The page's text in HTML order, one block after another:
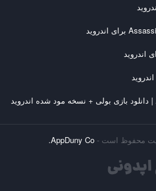
AppDuny Co.